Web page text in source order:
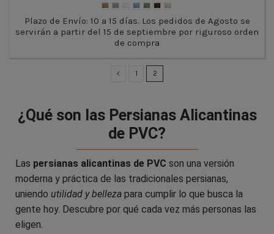
Plazo de Envío: 10 a 15 días. Los pedidos de Agosto se
servirán a partir del 15 de septiembre por riguroso orden
de compra
1 2
¿Qué son las Persianas Alicantinas
de PVC?
Las persianas alicantinas de PVC son una versión
moderna y práctica de las tradicionales persianas,
uniendo utilidad y belleza para cumplir lo que busca la
gente hoy. Descubre por qué cada vez más personas las
eligen.